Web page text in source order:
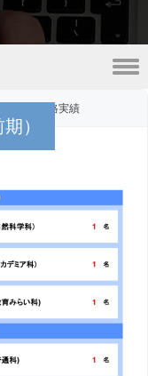
）
合格実績